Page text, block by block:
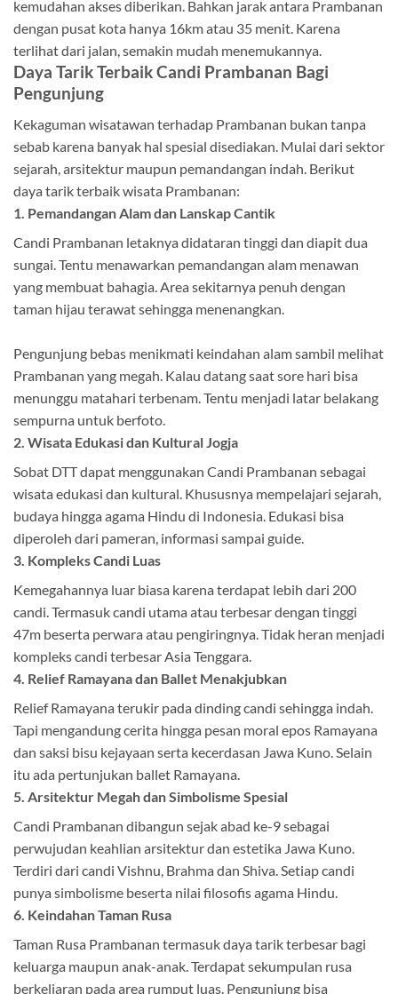
kemudahan akses diberikan. Bahkan jarak antara Prambanan
dengan pusat kota hanya 16km atau 35 menit. Karena
terlihat dari jalan, semakin mudah menemukannya.
Daya Tarik Terbaik Candi Prambanan Bagi
Pengunjung
Kekaguman wisatawan terhadap Prambanan bukan tanpa
sebab karena banyak hal spesial disediakan. Mulai dari sektor
sejarah, arsitektur maupun pemandangan indah. Berikut
daya tarik terbaik wisata Prambanan:
1. Pemandangan Alam dan Lanskap Cantik
Candi Prambanan letaknya didataran tinggi dan diapit dua
sungai. Tentu menawarkan pemandangan alam menawan
yang membuat bahagia. Area sekitarnya penuh dengan
taman hijau terawat sehingga menenangkan.
Pengunjung bebas menikmati keindahan alam sambil melihat
Prambanan yang megah. Kalau datang saat sore hari bisa
menunggu matahari terbenam. Tentu menjadi latar belakang
sempurna untuk berfoto.
2. Wisata Edukasi dan Kultural Jogja
Sobat DTT dapat menggunakan Candi Prambanan sebagai
wisata edukasi dan kultural. Khususnya mempelajari sejarah,
budaya hingga agama Hindu di Indonesia. Edukasi bisa
diperoleh dari pameran, informasi sampai guide.
3. Kompleks Candi Luas
Kemegahannya luar biasa karena terdapat lebih dari 200
candi. Termasuk candi utama atau terbesar dengan tinggi
47m beserta perwara atau pengiringnya. Tidak heran menjadi
kompleks candi terbesar Asia Tenggara.
4. Relief Ramayana dan Ballet Menakjubkan
Relief Ramayana terukir pada dinding candi sehingga indah.
Tapi mengandung cerita hingga pesan moral epos Ramayana
dan saksi bisu kejayaan serta kecerdasan Jawa Kuno. Selain
itu ada pertunjukan ballet Ramayana.
5. Arsitektur Megah dan Simbolisme Spesial
Candi Prambanan dibangun sejak abad ke-9 sebagai
perwujudan keahlian arsitektur dan estetika Jawa Kuno.
Terdiri dari candi Vishnu, Brahma dan Shiva. Setiap candi
punya simbolisme beserta nilai filosofis agama Hindu.
6. Keindahan Taman Rusa
Taman Rusa Prambanan termasuk daya tarik terbesar bagi
keluarga maupun anak-anak. Terdapat sekumpulan rusa
berkeliaran pada area rumput luas. Pengunjung bisa